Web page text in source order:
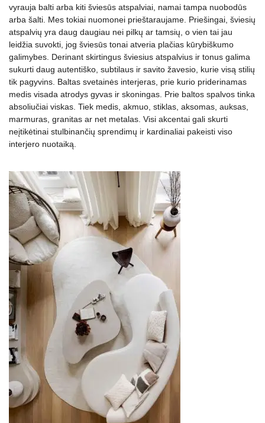
vyrauja balti arba kiti šviesūs atspalviai, namai tampa nuobodūs
arba šalti. Mes tokiai nuomonei prieštaraujame. Priešingai, šviesių
atspalvių yra daug daugiau nei pilkų ar tamsių, o vien tai jau
leidžia suvokti, jog šviesūs tonai atveria plačias kūrybiškumo
galimybes. Derinant skirtingus šviesius atspalvius ir tonus galima
sukurti daug autentiško, subtilaus ir savito žavesio, kurie visą stilių
tik pagyvins. Baltas svetainės interjeras, prie kurio priderinamas
medis visada atrodys gyvas ir skoningas. Prie baltos spalvos tinka
absoliučiai viskas. Tiek medis, akmuo, stiklas, aksomas, auksas,
marmuras, granitas ar net metalas. Visi akcentai gali skurti
neįtikėtinai stulbinančių sprendimų ir kardinaliai pakeisti viso
interjero nuotaiką.